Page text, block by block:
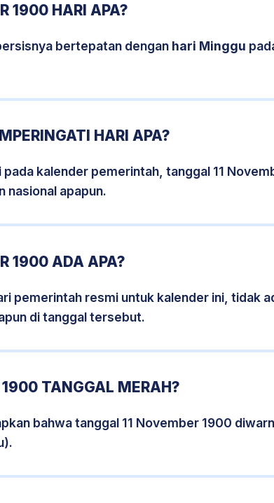
1900 HARI APA?
bertepatan dengan hari Minggu
HARI APA?
kalender pemerintah, tanggal 11
nasional apapun.
1900 ADA APA?
pemerintah resmi untuk kalender ini, tidak
di tanggal tersebut.
TANGGAL MERAH?
bahwa tanggal 11 November 1900